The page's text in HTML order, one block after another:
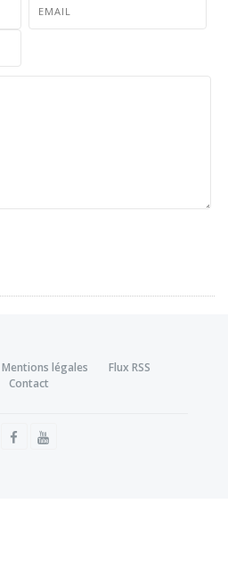
Mentions légales
Flux RSS
Contact